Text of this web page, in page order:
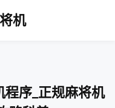
机
序_正规麻将机